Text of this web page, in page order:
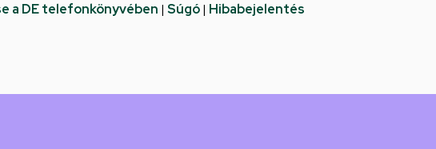
a DE telefonkönyvében | Súgó| Hibabejelentés